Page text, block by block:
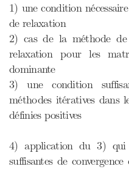
1) une condition
de relaxation
2) cas de la méthode
relaxation pour les
dominante
3) une condition
méthodes itératives dans
définies positives
4) application du 3) qui
suffisantes de